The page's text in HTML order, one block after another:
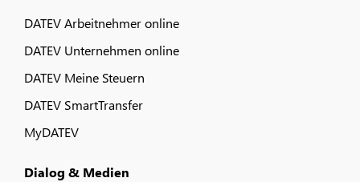
DATEV Arbeitnehmer online
DATEV Unternehmen online
DATEV Meine Steuern
DATEV SmartTransfer
MyDATEV
Dialog & Medien